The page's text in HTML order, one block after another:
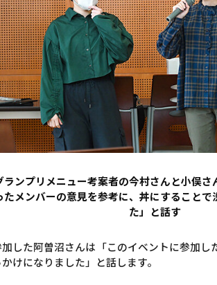
ランプリメニュー考案者の今村さんと小俣さ
たメンバーの意見を参考に、丼にすることで
た」と話す
した阿曽沼さんは「このイベントに参加し
かけになりました」と話します。